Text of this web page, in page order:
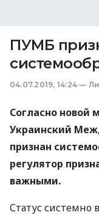
ПУМБ
04.07.2019, 14:24 —
Согласно новой
Украинский
признан
регулятор
важными.
Статус системно